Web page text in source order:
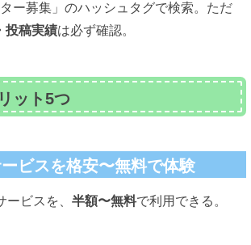
ター募集」のハッシュタグで検索。ただ
投稿実績は必ず確認。
ット5つ
ビスを格安〜無料で体験
ビスを、 半額〜無料で利用できる。